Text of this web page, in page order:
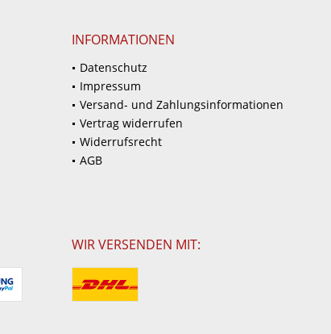
INFORMATIONEN
Datenschutz
Impressum
Versand- und Zahlungsinformationen
Vertrag widerrufen
Widerrufsrecht
AGB
WIR VERSENDEN MIT: